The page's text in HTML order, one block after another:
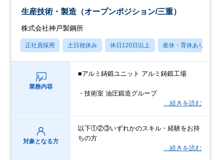
生産技術・製造（オープンポジション/三重）
株式会社神戸製鋼所
正社員採用 土日祝休み 休日120日以上 産休・育休あり
業務内容
■アルミ鋳鍛ユニット アルミ鋳鍛工場
・技術室 油圧鍛造グループ
…続きを読む
対象となる方
以下①②③いずれかのスキル・経験をお持
ちの方
…続きを読む